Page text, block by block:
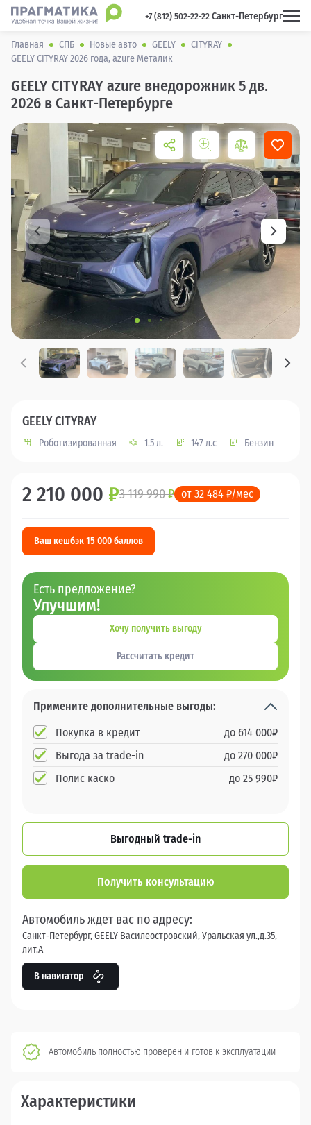
+7 (812) 502-22-22 Санкт-Петербург
Главная СПБ Новые авто GEELY
CITYRAY
GEELY CITYRAY 2026 года, azure Металик
GEELY CITYRAY azure внедорожник 5 дв.
2026 в Санкт-Петербурге
GEELY CITYRAY
Роботизированная 1.5 л. 147 л.с Бензин
2 210 000 ₽3 119 990₽ от 32 484 ₽/мес
Ваш кешбэк 15 000 баллов
Есть предложение?
Улучшим!
Хочу получить выгоду
Рассчитать кредит
Примените дополнительные выгоды:
Покупка в кредит
до 614 000₽
Выгода за trade-in
до 270 000₽
Полис каско
до 25 990₽
Выгодный trade-in
Получить консультацию
Автомобиль ждет вас по адресу:
Санкт-Петербург, GEELY Василеостровский, Уральская ул.,д.35,
лит.А
В навигатор
Автомобиль полностью проверен и готов к эксплуатации
Характеристики